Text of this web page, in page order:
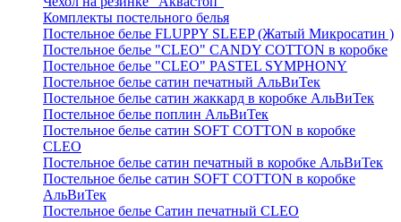
Комплекты постельного белья
Постельное белье FLUPPY SLEEP (Жатый Микросатин )
Постельное белье "CLEO" CANDY COTTON в коробке
Постельное белье "CLEO" PASTEL SYMPHONY
Постельное белье сатин печатный АльВиТек
Постельное белье сатин жаккард в коробке АльВиТек
Постельное белье поплин АльВиТек
Постельное белье сатин SOFT COTTON в коробке
CLEO
Постельное белье сатин печатный в коробке АльВиТек
Постельное белье сатин SOFT COTTON в коробке
АльВиТек
Постельное белье Сатин печатный CLEO